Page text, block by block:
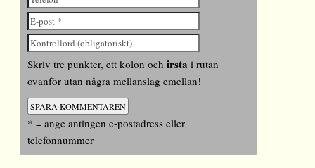
Skriv tre punkter, ett kolon ochirsta i rutan
ovanför utan några mellanslag emellan!
* = ange antingen e-postadress eller
telefonnummer